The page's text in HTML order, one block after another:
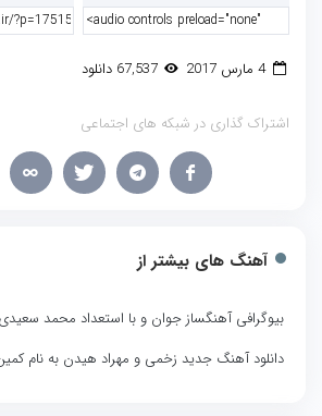
4 مارس 2017 67,537 دانلود
اشتراک گذاری در شبکه های اجتماعی
آهنگ های بیشتر از
بیوگرافی آهنگساز جوان و با استعداد محمد سعیدی
دانلود آهنگ جدید زخمی و مهراد هیدن به نام